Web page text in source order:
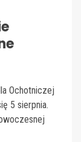
Ochotniczej
5 sierpnia.